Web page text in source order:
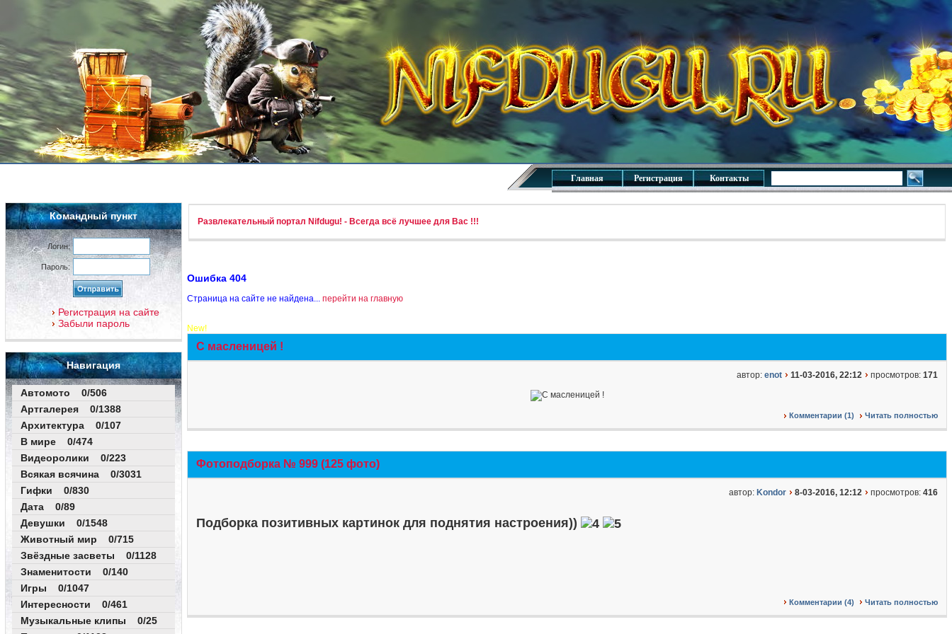
Главная Регистрация Контакты
Командный пункт
Логин:
Пароль:
Регистрация на сайте
Забыли пароль
Навигация
Автомото 0/506
Артгалерея 0/1388
Архитектура 0/107
В мире 0/474
Видеоролики 0/223
Всякая всячина 0/3031
Гифки 0/830
Дата 0/89
Девушки 0/1548
Животный мир 0/715
Звёздные засветы 0/1128
Знаменитости 0/140
Игры 0/1047
Интересности 0/461
Музыкальные клипы 0/25
Развлекательный портал Nifdugu! - Всегда всё лучшее для Вас !!!
Ошибка 404
Страница на сайте не найдена... перейти на главную
New!
С масленицей !
автор: enot 11-03-2016, 22:12 просмотров: 171
Комментарии (1) Читать полностью
Фотоподборка № 999 (125 фото)
автор: Kondor 8-03-2016, 12:12 просмотров: 416
Подборка позитивных картинок для поднятия настроения))
Комментарии (4) Читать полностью